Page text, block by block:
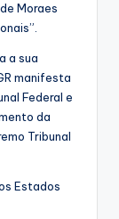
Moraes
a sua
manifesta
Federal e
da
Tribunal
Estados